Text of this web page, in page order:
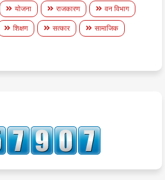
योजना राजकारण
वन विभाग
शिक्षण सत्कार
सामाजिक